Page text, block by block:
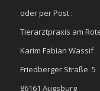
oder per Post :
Tierarztpraxis am
Karim Fabian Wassif
Friedberger Straße 5
86161 Augsburg